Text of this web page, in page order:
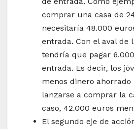
comprar una casa de
necesitaría 48.000
entrada. Con el aval de
tendría que pagar
entrada. Es decir, los
menos dinero ahorrado
lanzarse a comprar la
caso, 42.000 euros
El segundo eje de